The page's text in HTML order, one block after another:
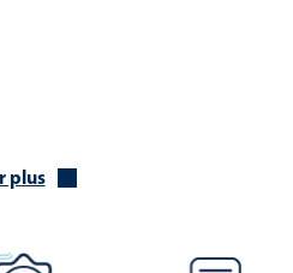
entre la France et le
pays figurent :
plus